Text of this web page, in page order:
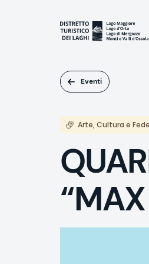
Eventi
Arte, Cultura e Fede